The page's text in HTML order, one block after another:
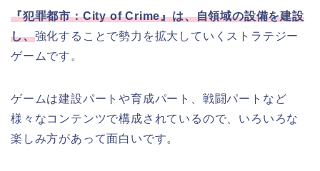
『犯罪都市：City of Crime』は、自領域の設備を建設
し、強化することで勢力を拡大していくストラテジー
ゲームです。
ゲームは建設パートや育成パート、戦闘パートなど
様々なコンテンツで構成されているので、いろいろな
楽しみ方があって面白いです。